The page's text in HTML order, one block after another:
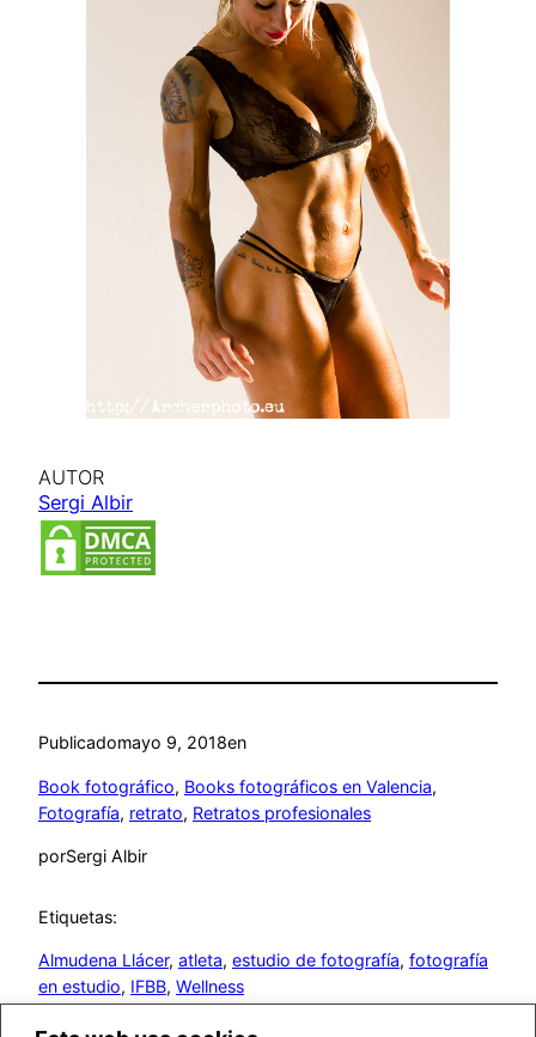
AUTOR
Sergi Albir
Publicadomayo 9, 2018en
Book fotográfico, Books fotográficos en Valencia
Fotografía, retrato, Retratos profesionales
porSergi Albir
Etiquetas:
Almudena Llácer, atleta, estudio de fotografía, fotografía
en estudio, IFBB, Wellness